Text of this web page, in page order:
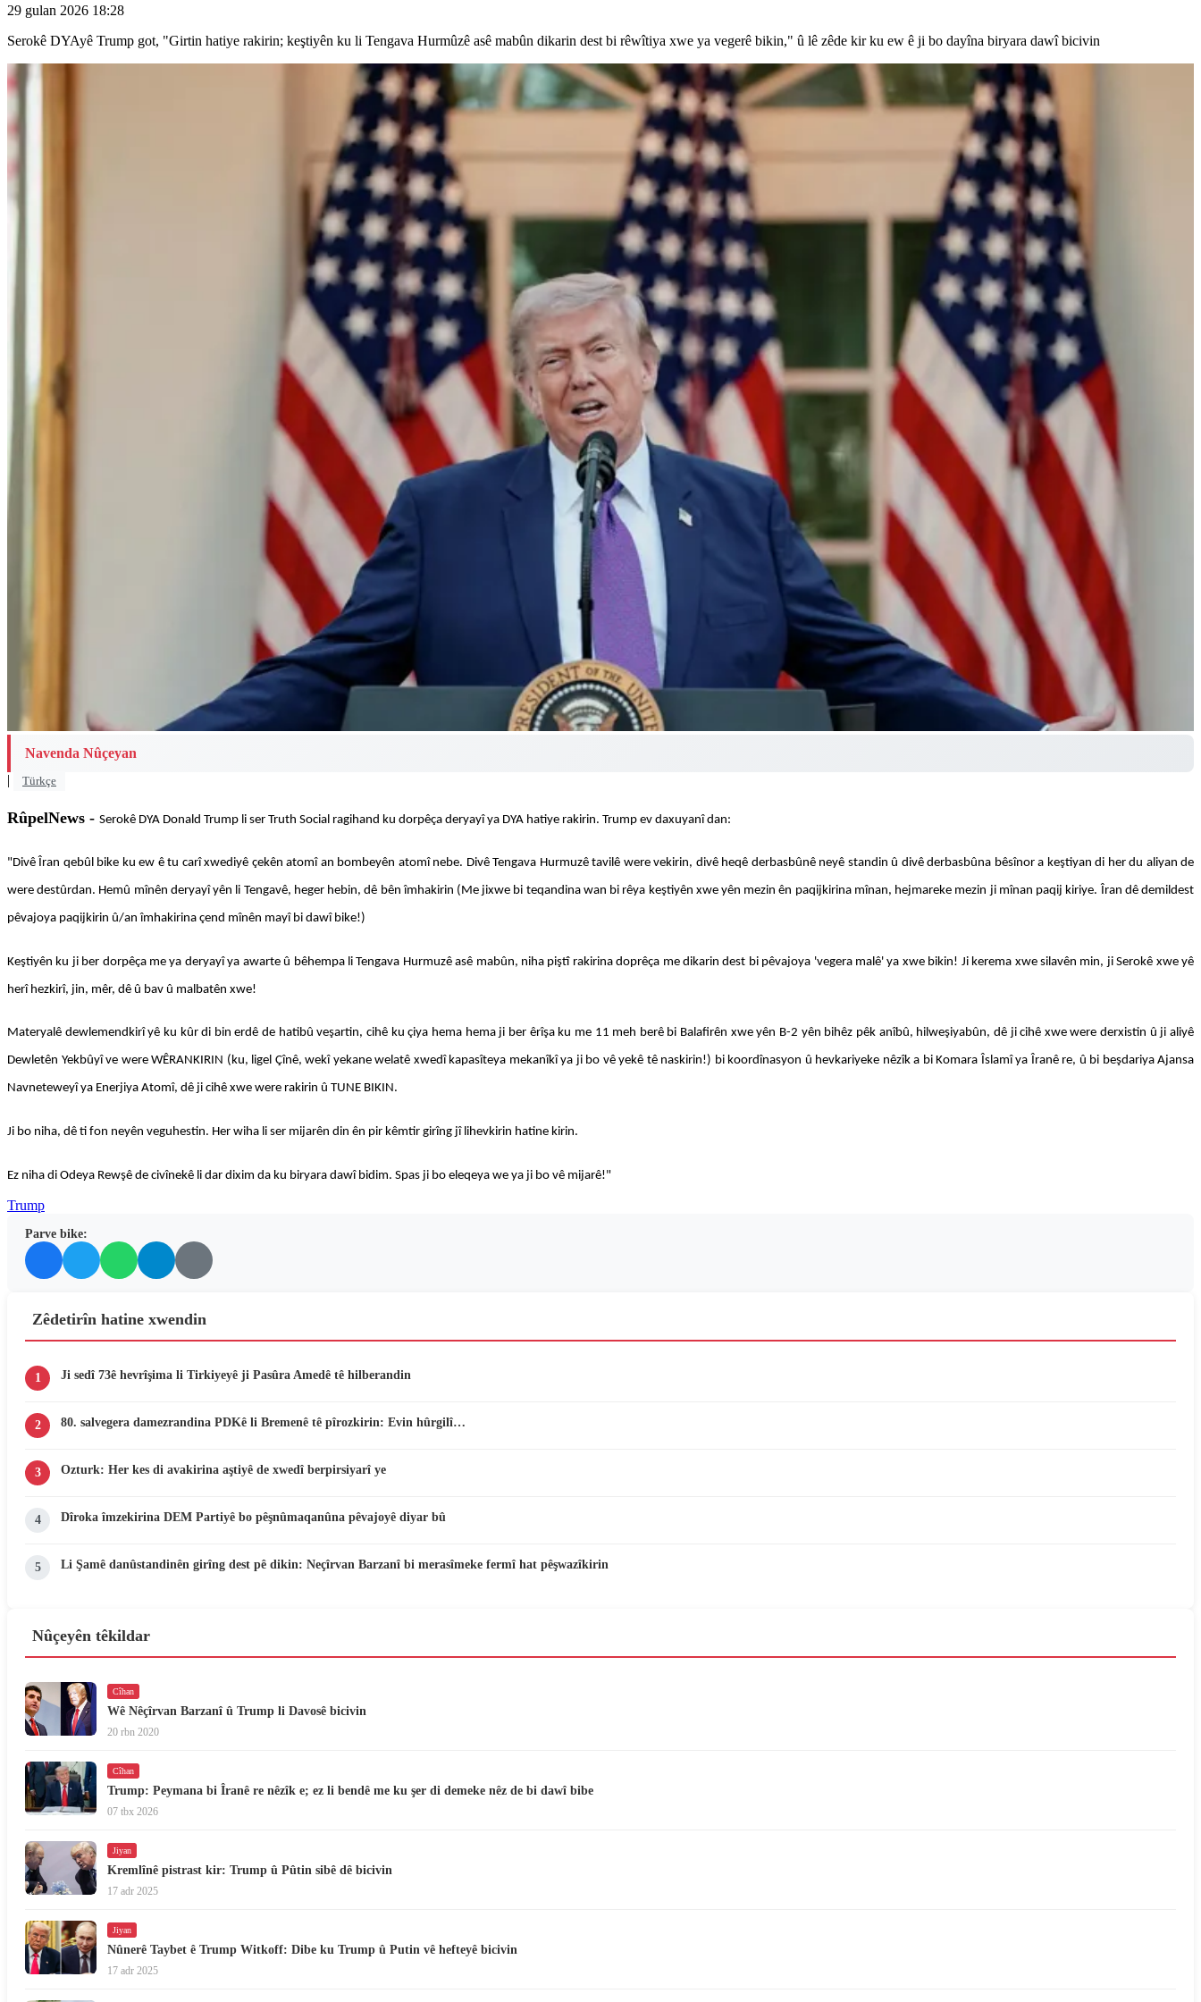
29 gulan 2026 18:28
Serokê DYAyê Trump got, "Girtin hatiye rakirin; keştiyên ku li Tengava Hurmûzê asê mabûn dikarin dest bi rêwîtiya xwe ya vegerê bikin," û lê zêde kir ku ew ê ji bo dayîna biryara dawî bicivin
Navenda Nûçeyan
|
Türkçe
RûpelNews - Serokê DYA Donald Trump li ser Truth Social ragihand ku dorpêça deryayî ya DYA hatiye rakirin. Trump ev daxuyanî dan:
"Divê Îran qebûl bike ku ew ê tu carî xwediyê çekên atomî an bombeyên atomî nebe. Divê Tengava Hurmuzê tavilê were vekirin, divê heqê derbasbûnê neyê standin û divê derbasbûna bêsînor a keştiyan di her du aliyan de
were destûrdan. Hemû mînên deryayî yên li Tengavê, heger hebin, dê bên îmhakirin (Me jixwe bi teqandina wan bi rêya keştiyên xwe yên mezin ên paqijkirina mînan, hejmareke mezin ji mînan paqij kiriye. Îran dê demildest
pêvajoya paqijkirin û/an îmhakirina çend mînên mayî bi dawî bike!)
Keştiyên ku ji ber dorpêça me ya deryayî ya awarte û bêhempa li Tengava Hurmuzê asê mabûn, niha piştî rakirina doprêça me dikarin dest bi pêvajoya 'vegera malê' ya xwe bikin! Ji kerema xwe silavên min, ji Serokê xwe yê
herî hezkirî, jin, mêr, dê û bav û malbatên xwe!
Materyalê dewlemendkirî yê ku kûr di bin erdê de hatibû veşartin, cihê ku çiya hema hema ji ber êrîşa ku me 11 meh berê bi Balafirên xwe yên B-2 yên bihêz pêk anîbû, hilweşiyabûn, dê ji cihê xwe were derxistin û ji aliyê
Dewletên Yekbûyî ve were WÊRANKIRIN (ku, ligel Çînê, wekî yekane welatê xwedî kapasîteya mekanîkî ya ji bo vê yekê tê naskirin!) bi koordînasyon û hevkariyeke nêzîk a bi Komara Îslamî ya Îranê re, û bi beşdariya Ajansa
Navneteweyî ya Enerjiya Atomî, dê ji cihê xwe were rakirin û TUNE BIKIN.
Ji bo niha, dê ti fon neyên veguhestin. Her wiha li ser mijarên din ên pir kêmtir girîng jî lihevkirin hatine kirin.
Ez niha di Odeya Rewşê de civînekê li dar dixim da ku biryara dawî bidim. Spas ji bo eleqeya we ya ji bo vê mijarê!"
Trump
Parve bike:
Zêdetirîn hatine xwendin
1 Ji sedî 73ê hevrîşima li Tirkiyeyê ji Pasûra Amedê tê hilberandin
2 80. salvegera damezrandina PDKê li Bremenê tê pîrozkirin: Evin hûrgilî…
3 Ozturk: Her kes di avakirina aştiyê de xwedî berpirsiyarî ye
4 Dîroka îmzekirina DEM Partiyê bo pêşnûmaqanûna pêvajoyê diyar bû
5 Li Şamê danûstandinên girîng dest pê dikin: Neçîrvan Barzanî bi merasîmeke fermî hat pêşwazîkirin
Nûçeyên têkildar
Cîhan
Wê Nêçîrvan Barzanî û Trump li Davosê bicivin
20 rbn 2020
Cîhan
Trump: Peymana bi Îranê re nêzîk e; ez li bendê me ku şer di demeke nêz de bi dawî bibe
07 tbx 2026
Jiyan
Kremlînê pistrast kir: Trump û Pûtin sibê dê bicivin
17 adr 2025
Jiyan
Nûnerê Taybet ê Trump Witkoff: Dibe ku Trump û Putin vê hefteyê bicivin
17 adr 2025